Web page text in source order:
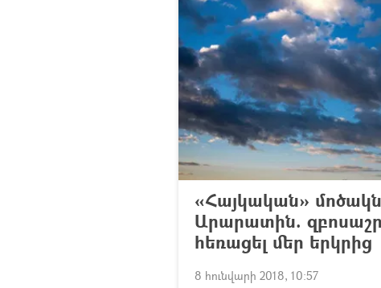
«Հայկական»
Արարատին.
հեռացել մեր երկրից
8 հունվարի 2018, 10:57